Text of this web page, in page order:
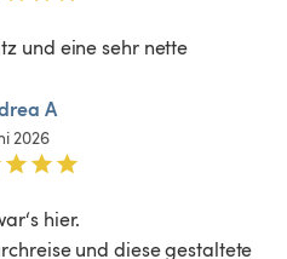
und eine sehr nette
A
2026
hier.
und diese gestaltete